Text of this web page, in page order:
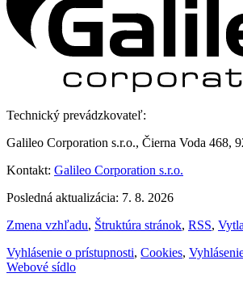
Technický prevádzkovateľ:
Galileo Corporation s.r.o., Čierna Voda 468,
Kontakt: Galileo Corporation s.r.o.
Posledná aktualizácia: 7. 8. 2026
Zmena vzhľadu, Štruktúra stránok, RSS,
Vyhlásenie o prístupnosti, Cookies,
Webové sídlo